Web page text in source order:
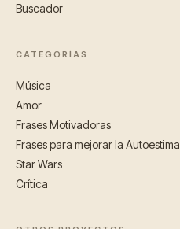
Buscador
CATEGORÍAS
Música
Amor
Frases Motivadoras
Frases para mejorar la Autoestima
Star Wars
Crítica